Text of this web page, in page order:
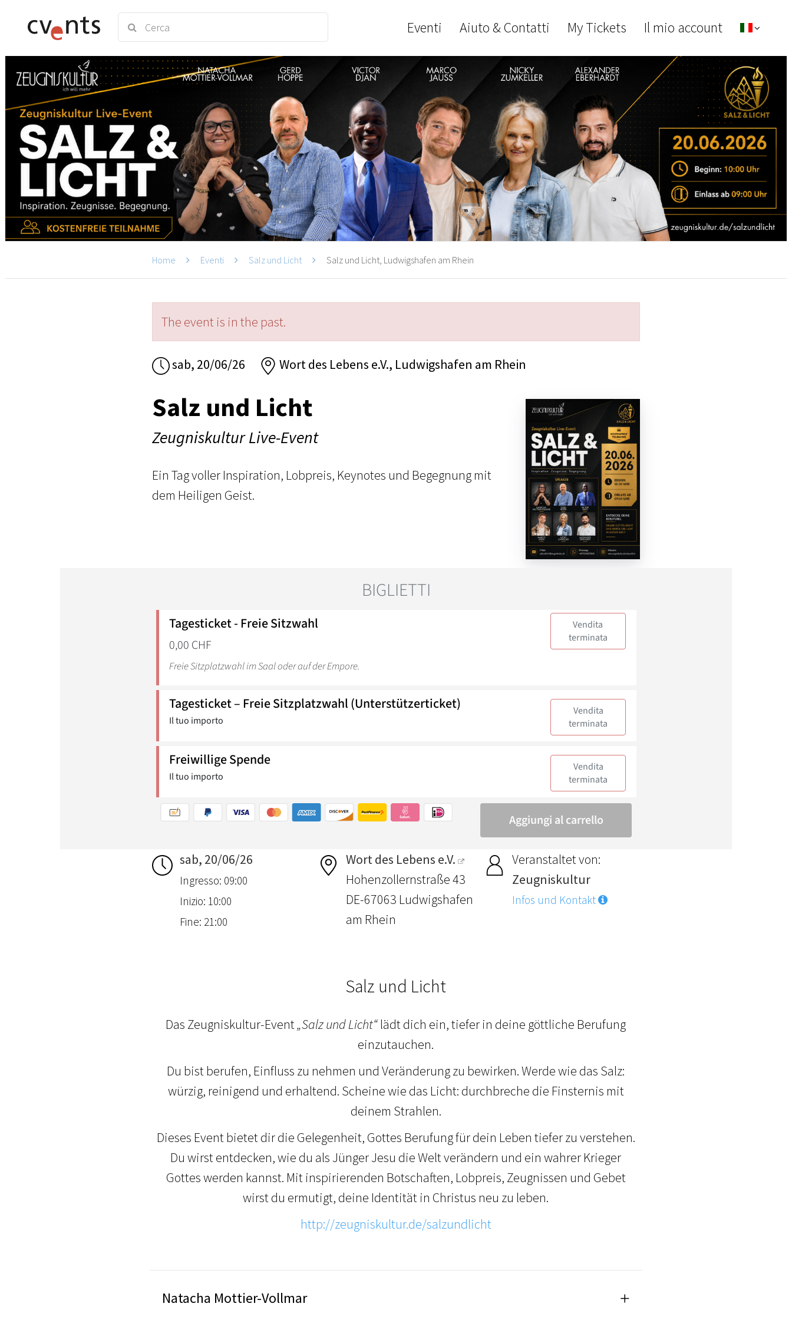
Eventi Aiuto & Contatti My Tickets Il mio account
Home Eventi Salz und Licht Salz und Licht, Ludwigshafen am Rhein
The event is in the past.
sab, 20/06/26 Wort des Lebens e.V., Ludwigshafen am Rhein
Salz und Licht
Zeugniskultur Live-Event
Ein Tag voller Inspiration, Lobpreis, Keynotes und Begegnung mit
dem Heiligen Geist.
sab, 20/06/26
Ingresso: 09:00
Inizio: 10:00
Fine: 21:00
Wort des Lebens e.V.
Hohenzollernstraße 43
DE-67063 Ludwigshafen
am Rhein
Veranstaltet von:
Zeugniskultur
Infos und Kontakt
Salz und Licht
Das Zeugniskultur-Event„Salz und Licht“lädt dich ein, tiefer in deine göttliche Berufung
einzutauchen.
Du bist berufen, Einfluss zu nehmen und Veränderung zu bewirken. Werde wie das Salz:
würzig, reinigend und erhaltend. Scheine wie das Licht: durchbreche die Finsternis mit
deinem Strahlen.
Dieses Event bietet dir die Gelegenheit, Gottes Berufung für dein Leben tiefer zu verstehen.
Du wirst entdecken, wie du als Jünger Jesu die Welt verändern und ein wahrer Krieger
Gottes werden kannst. Mit inspirierenden Botschaften, Lobpreis, Zeugnissen und Gebet
wirst du ermutigt, deine Identität in Christus neu zu leben.
http://zeugniskultur.de/salzundlicht
Natacha Mottier-Vollmar